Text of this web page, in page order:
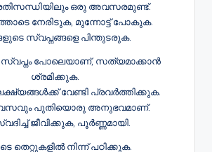
ഒരു അവസരമുണ്ട്.
നേരിടുക, മുന്നോട്ട് പോകുക.
സ്വപ്നങ്ങളെ പിന്തുടരുക.
സ്വപ്നം പോലെയാണ്, സത്യമാക്കാൻ
ശ്രമിക്കുക.
വേണ്ടി പ്രവർത്തിക്കുക.
പുതിയൊരു അനുഭവമാണ്.
ജീവിക്കുക, പൂർണ്ണമായി.
തെറ്റുകളിൽ നിന്ന് പഠിക്കുക.